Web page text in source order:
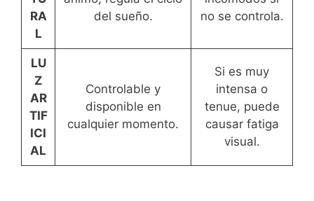
RA
L
del sueño.
no se controla.
LU
Z
AR
TIF
ICI
AL
Controlable y
disponible en
cualquier momento.
Si es muy
intensa o
tenue, puede
causar fatiga
visual.